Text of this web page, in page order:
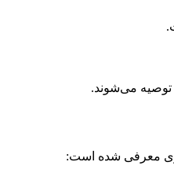
توصیه می‌شوند.
معرفی شده است: